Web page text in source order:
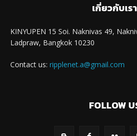
เกี่ยวกับเรา
KINYUPEN 15 Soi. Naknivas 49,
Ladpraw, Bangkok 10230
Contact us: ripplenet.a@gmail.com
FOLLOW